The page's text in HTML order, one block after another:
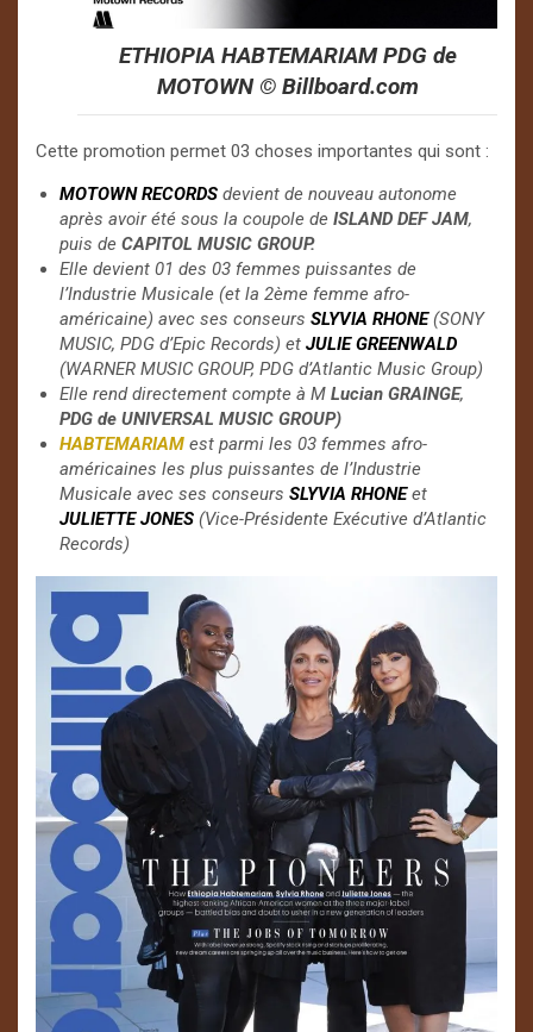
ETHIOPIA HABTEMARIAM PDG de
MOTOWN ©️ Billboard.com
Cette promotion permet 03 choses importantes qui sont :
MOTOWN RECORDS devient de nouveau autonome
après avoir été sous la coupole de ISLAND DEF JAM,
puis de CAPITOL MUSIC GROUP.
Elle devient 01 des 03 femmes puissantes de
l’Industrie Musicale (et la 2ème femme afro-
américaine) avec ses conseurs SLYVIA RHONE(SONY
MUSIC, PDG d’Epic Records) et JULIE GREENWALD
(WARNER MUSIC GROUP, PDG d’Atlantic Music Group)
Elle rend directement compte à M Lucian GRAINGE,
PDG de UNIVERSAL MUSIC GROUP)
HABTEMARIAM est parmi les 03 femmes afro-
américaines les plus puissantes de l’Industrie
Musicale avec ses conseurs SLYVIA RHONEet
JULIETTE JONES (Vice-Présidente Exécutive d’Atlantic
Records)